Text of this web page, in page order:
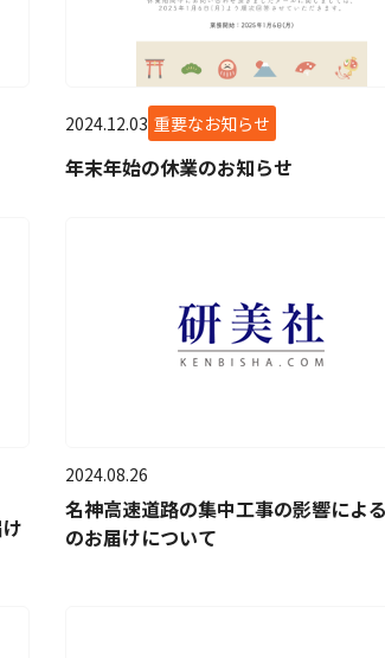
2024.12.03 重要なお知らせ
年末年始の休業のお知らせ
2024.08.26
名神高速道路の集中工事の影響によ
のお届けについて